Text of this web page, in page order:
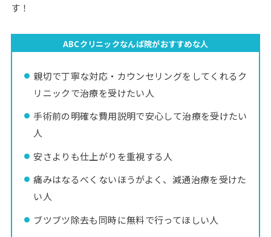
す！
ABCクリニックなんば院がおすすめな人
親切で丁寧な対応・カウンセリングをしてくれるク
リニックで治療を受けたい人
手術前の明確な費用説明で安心して治療を受けたい
人
安さよりも仕上がりを重視する人
痛みはなるべくないほうがよく、減通治療を受けた
い人
ブツブツ除去も同時に無料で行ってほしい人